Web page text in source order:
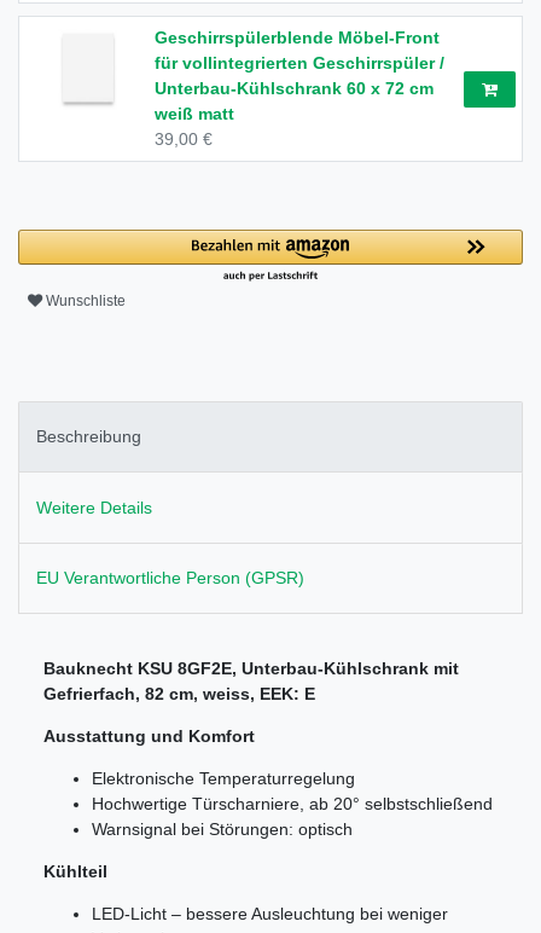
Geschirrspülerblende Möbel-Front
für vollintegrierten Geschirrspüler /
Unterbau-Kühlschrank 60 x 72 cm
weiß matt
39,00 €
Wunschliste
Beschreibung
Weitere Details
EU Verantwortliche Person (GPSR)
Bauknecht KSU 8GF2E, Unterbau-Kühlschrank mit
Gefrierfach, 82 cm, weiss, EEK: E
Ausstattung und Komfort
Elektronische Temperaturregelung
Hochwertige Türscharniere, ab 20° selbstschließend
Warnsignal bei Störungen: optisch
Kühlteil
LED-Licht – bessere Ausleuchtung bei weniger